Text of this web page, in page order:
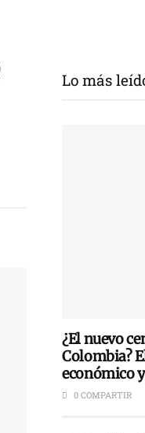
Lo más
¿El nuevo
Colombia?
económico
0 COMPARTIR